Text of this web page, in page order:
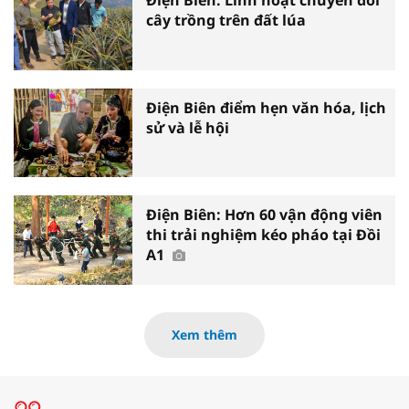
cây trồng trên đất lúa
Điện Biên điểm hẹn văn hóa, lịch
sử và lễ hội
Điện Biên: Hơn 60 vận động viên
thi trải nghiệm kéo pháo tại Đồi
A1
Xem thêm